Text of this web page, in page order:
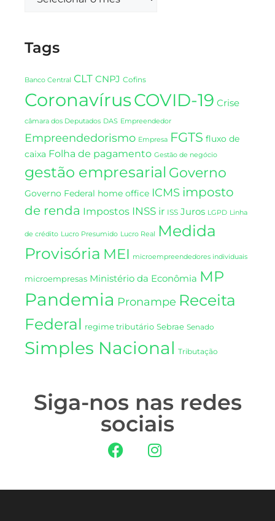
Tags
Banco Central CLT CNPJ Cofins
CoronavírusCOVID-19 Crise
câmara dos Deputados DAS Empreendedor
Empreendedorismo Empresa FGTS fluxo de
caixa Folha de pagamento Gestão de negócio
gestão empresarial Governo
Governo Federal home office ICMS imposto
de renda Impostos INSS ir ISS Juros LGPD Linha
de crédito Lucro Presumido Lucro Real
Medida
Provisória MEI microempreendedores individuais
microempresas Ministério da Econômia MP
Pandemia Pronampe Receita
Federal regime tributário Sebrae Senado
Simples Nacional Tributação
Siga-nos nas redes
sociais